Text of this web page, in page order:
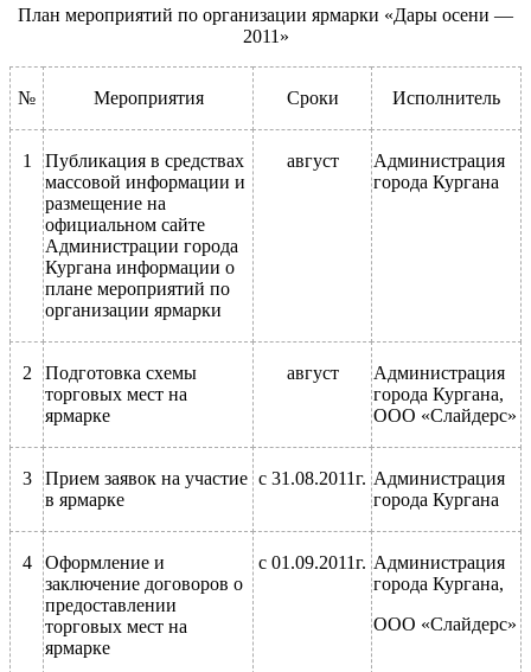
План мероприятий по организации ярмарки «Дары осени —
2011»
№ Мероприятия Сроки Исполнитель
1
Публикация в средствах
массовой информации и
размещение на
официальном сайте
Администрации города
Кургана информации о
плане мероприятий по
организации ярмарки
август
Администрация
города Кургана
2
Подготовка схемы
торговых мест на
ярмарке
август
Администрация
города Кургана,
ООО «Слайдерс»
3
Прием заявок на участие
в ярмарке
с 31.08.2011г. Администрация
города Кургана
4
Оформление и
заключение договоров о
предоставлении
торговых мест на
ярмарке
с 01.09.2011г. Администрация
города Кургана,
ООО «Слайдерс»